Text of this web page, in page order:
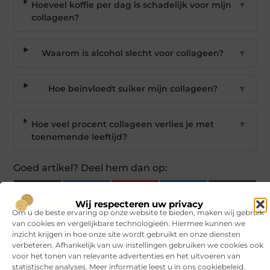
Wij respecteren uw privacy
Om u de beste ervaring op onze website te bieden, maken wij gebruik
van cookies en vergelijkbare technologieën. Hiermee kunnen we
inzicht krijgen in hoe onze site wordt gebruikt en onze diensten
verbeteren. Afhankelijk van uw instellingen gebruiken we cookies ook
voor het tonen van relevante advertenties en het uitvoeren van
statistische analyses. Meer informatie leest u in ons cookiebeleid.
Hoeveel koffie per dag is schadelijk voor mijn
collageen?
▼
Waarom is alcohol slecht voor collageen? ▼
Hoe beïnvloedt suiker mijn collageen? ▼
Hoe veel procent collageen verlies je met
toenemende leeftijd?
▼
Goed artikel? Deel hem dan op:
(Twitter)
Email
Tags en Categorieën:
Beauty en verzorging
DEEL DIT: